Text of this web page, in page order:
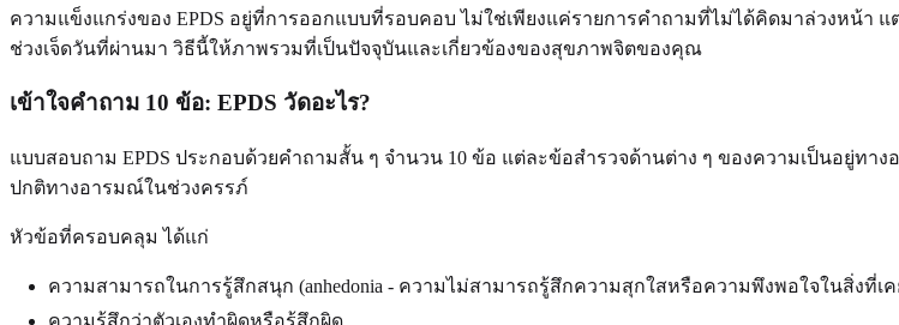
ความแข็งแกร่งของ EPDS อยู่ที่การออกแบบที่รอบคอบ ไม่ใช่เพียงแค่รายการคำถามที่ไม่ได้คิดมาล่วงหน้า
ช่วงเจ็ดวันที่ผ่านมา วิธีนี้ให้ภาพรวมที่เป็นปัจจุบันและเกี่ยวข้องของสุขภาพจิตของคุณ
เข้าใจคำถาม 10 ข้อ: EPDS วัดอะไร?
แบบสอบถาม EPDS ประกอบด้วยคำถามสั้น ๆ จำนวน 10 ข้อ แต่ละข้อสำรวจด้านต่าง ๆ ของความเป็นอยู่
ปกติทางอารมณ์ในช่วงครรภ์
หัวข้อที่ครอบคลุม ได้แก่
ความสามารถในการรู้สึกสนุก (anhedonia - ความไม่สามารถรู้สึกความสุกใสหรือความพึงพอใจในสิ่งที่เ
ความรู้สึกว่าตัวเองทำผิดหรือรู้สึกผิด